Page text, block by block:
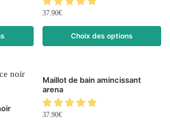
37.90€
Choix des options
Maillot de bain amincissant
arena
37.90€